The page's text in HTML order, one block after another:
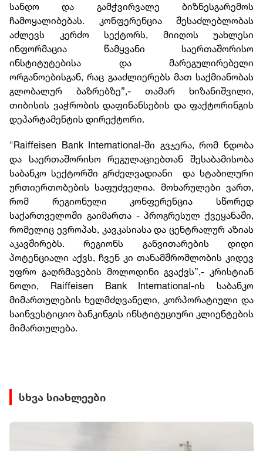
სანდო და გამჭვირვალე ბიზნესგარემოს
ჩამოყალიბებას. კონფერენცია შესაძლებლობას
აძლევს კერძო სექტორს, მიიღოს უახლესი
ინფორმაცია წამყვანი საერთაშორისო
ინსტიტუტებისა და მარეგულირებელი
ორგანოებისგან, რაც გააძლიერებს მათ საქმიანობას
გლობალურ ბაზრებზე”,- თამარ ხიზანიშვილი,
თიბისის ვაჭრობის დაფინანსების და ფაქტორინგის
დეპარტამენტის დირექტორი.
"Raiffeisen Bank International-ში გვჯერა, რომ ნდობა
და საერთაშორისო რეგულაციებთან შესაბამისობა
საბანკო სექტორში გრძელვადიანი და სტაბილური
ურთიერთობების საფუძველია. მოხარულები ვართ,
რომ რეგიონული კონფერენცია სწორედ
საქართველოში გაიმართა - პროგრესულ ქვეყანაში,
რომელიც ევროპას, კავკასიასა და ცენტრალურ აზიას
აკავშირებს. რეგიონს განვითარების დიდი
პოტენციალი აქვს, ჩვენ კი თანამშრომლობის კიდევ
უფრო გაღრმავების მოლოდინი გვაქვს”,- კრისტიან
ნოლი, Raiffeisen Bank International-ის საბანკო
მიმართულების ხელმძღვანელი, კორპორატიული და
საინვესტიციო ბანკინგის ინსტიტუციური კლიენტების
მიმართულება.
სხვა სიახლეები